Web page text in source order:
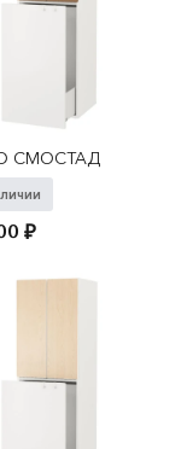
СМОСТАД
₽